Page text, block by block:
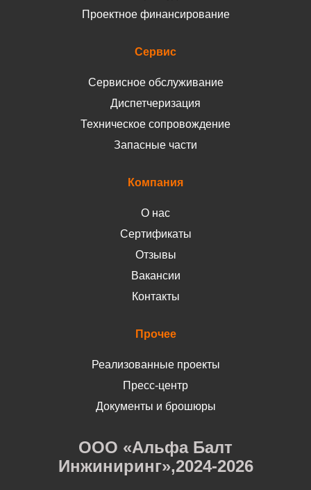
Проектное финансирование
Сервис
Сервисное обслуживание
Диспетчеризация
Техническое сопровождение
Запасные части
Компания
О нас
Сертификаты
Отзывы
Вакансии
Контакты
Прочее
Реализованные проекты
Пресс-центр
Документы и брошюры
ООО «Альфа Балт
Инжиниринг»,2024-2026